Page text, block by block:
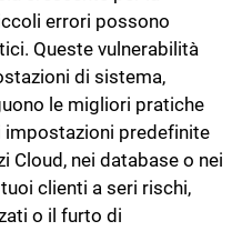
errori possono
Queste vulnerabilità
di sistema,
le migliori pratiche
impostazioni predefinite
Cloud, nei database o nei
clienti a seri rischi,
o il furto di